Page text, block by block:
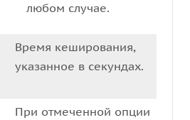
любом случае.
Время кеширования,
указанное в секундах.
При отмеченной опции